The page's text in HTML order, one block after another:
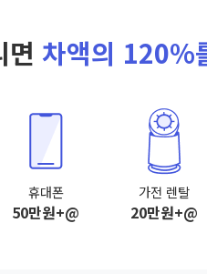
면 차액의 120%
휴대폰
50만원+@
가전 렌탈
20만원+@